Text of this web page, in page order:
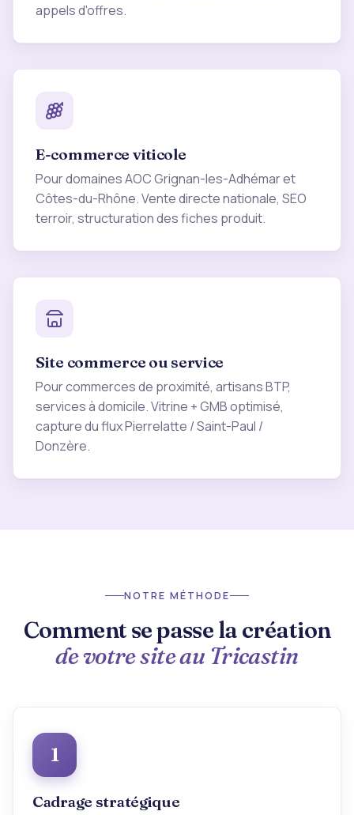
appels d'offres.
E-commerce viticole
Pour domaines AOC Grignan-les-Adhémar et
Côtes-du-Rhône. Vente directe nationale, SEO
terroir, structuration des fiches produit.
Site commerce ou service
Pour commerces de proximité, artisans BTP,
services à domicile. Vitrine + GMB optimisé,
capture du flux Pierrelatte / Saint-Paul /
Donzère.
NOTRE MÉTHODE
Comment se passe la création
de votre site au Tricastin
1
Cadrage stratégique